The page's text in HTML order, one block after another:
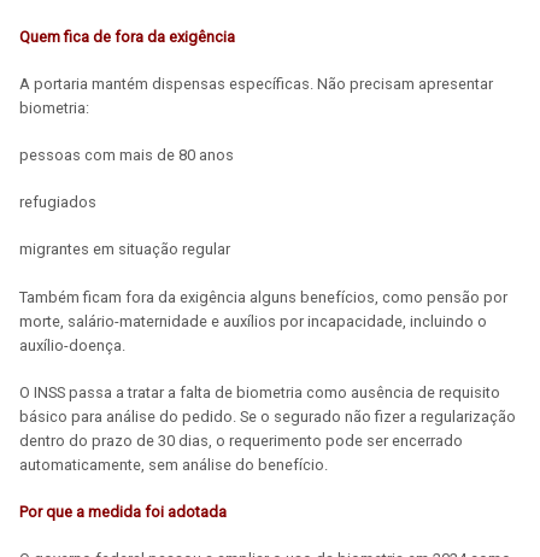
Quem fica de fora da exigência
A portaria mantém dispensas específicas. Não precisam apresentar
biometria:
pessoas com mais de 80 anos
refugiados
migrantes em situação regular
Também ficam fora da exigência alguns benefícios, como pensão por
morte, salário-maternidade e auxílios por incapacidade, incluindo o
auxílio-doença.
O INSS passa a tratar a falta de biometria como ausência de requisito
básico para análise do pedido. Se o segurado não fizer a regularização
dentro do prazo de 30 dias, o requerimento pode ser encerrado
automaticamente, sem análise do benefício.
Por que a medida foi adotada